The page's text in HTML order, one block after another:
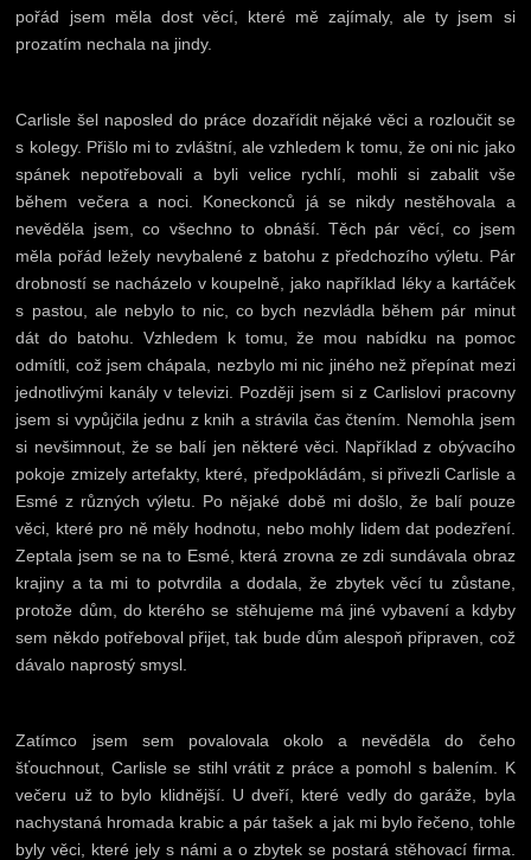
pořád jsem měla dost věcí, které mě zajímaly, ale ty jsem si
prozatím nechala na jindy.
Carlisle šel naposled do práce dozařídit nějaké věci a rozloučit se
s kolegy. Přišlo mi to zvláštní, ale vzhledem k tomu, že oni nic jako
spánek nepotřebovali a byli velice rychlí, mohli si zabalit vše
během večera a noci. Koneckonců já se nikdy nestěhovala a
nevěděla jsem, co všechno to obnáší. Těch pár věcí, co jsem
měla pořád ležely nevybalené z batohu z předchozího výletu. Pár
drobností se nacházelo v koupelně, jako například léky a kartáček
s pastou, ale nebylo to nic, co bych nezvládla během pár minut
dát do batohu. Vzhledem k tomu, že mou nabídku na pomoc
odmítli, což jsem chápala, nezbylo mi nic jiného než přepínat mezi
jednotlivými kanály v televizi. Později jsem si z Carlislovi pracovny
jsem si vypůjčila jednu z knih a strávila čas čtením. Nemohla jsem
si nevšimnout, že se balí jen některé věci. Například z obývacího
pokoje zmizely artefakty, které, předpokládám, si přivezli Carlisle a
Esmé z různých výletu. Po nějaké době mi došlo, že balí pouze
věci, které pro ně měly hodnotu, nebo mohly lidem dat podezření.
Zeptala jsem se na to Esmé, která zrovna ze zdi sundávala obraz
krajiny a ta mi to potvrdila a dodala, že zbytek věcí tu zůstane,
protože dům, do kterého se stěhujeme má jiné vybavení a kdyby
sem někdo potřeboval přijet, tak bude dům alespoň připraven, což
dávalo naprostý smysl.
Zatímco jsem sem povalovala okolo a nevěděla do čeho
šťouchnout, Carlisle se stihl vrátit z práce a pomohl s balením. K
večeru už to bylo klidnější. U dveří, které vedly do garáže, byla
nachystaná hromada krabic a pár tašek a jak mi bylo řečeno, tohle
byly věci, které jely s námi a o zbytek se postará stěhovací firma.